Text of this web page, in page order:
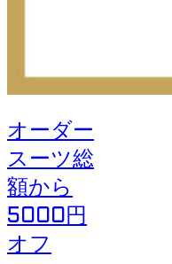
オーダー
スーツ総
額から
5000円
オフ